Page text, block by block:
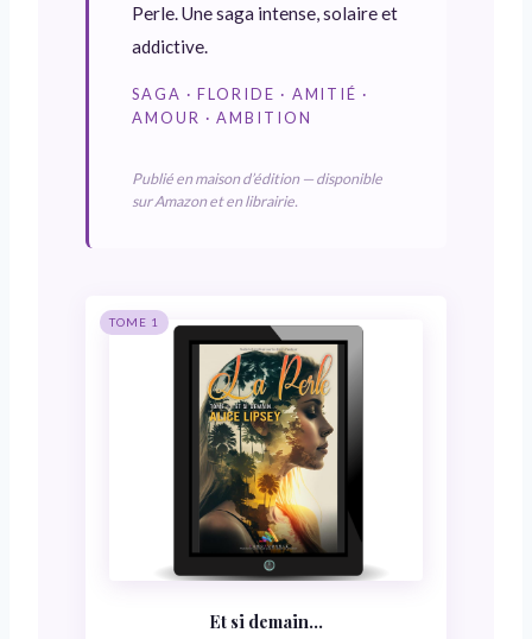
Perle. Une saga intense, solaire et
addictive.
SAGA · FLORIDE · AMITIÉ ·
AMOUR · AMBITION
Publié en maison d’édition — disponible
sur Amazon et en librairie.
TOME 1
Et si demain…